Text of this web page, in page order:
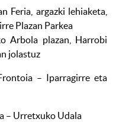
Feria, argazki lehiaketa,
Plazan Parkea
Arbola plazan, Harrobi
jolastuz
– Iparragirre eta
– Urretxuko Udala